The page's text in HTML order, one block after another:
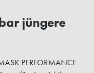
jüngere
PERFORMANCE